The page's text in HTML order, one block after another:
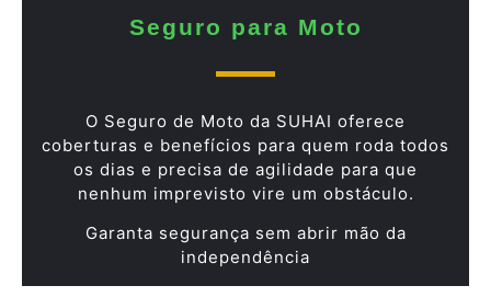
Seguro para Moto
O Seguro de Moto da SUHAI oferece
coberturas e benefícios para quem roda todos
os dias e precisa de agilidade para que
nenhum imprevisto vire um obstáculo.
Garanta segurança sem abrir mão da
independência